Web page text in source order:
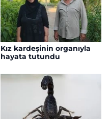
Kız kardeşinin organıyla
hayata tutundu